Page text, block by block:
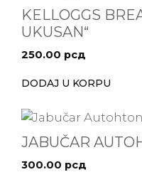
KELLOGGS
UKUSAN“
250.00 рсд
DODAJ U KORPU
JABUČAR
300.00 рсд